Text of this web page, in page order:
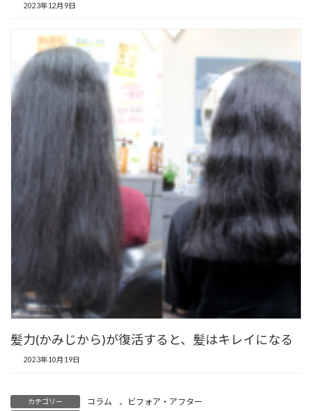
2023年12月9日
髪力(かみじから)が復活すると、髪はキレイになる
2023年10月19日
カテゴリー コラム 、 ビフォア・アフター